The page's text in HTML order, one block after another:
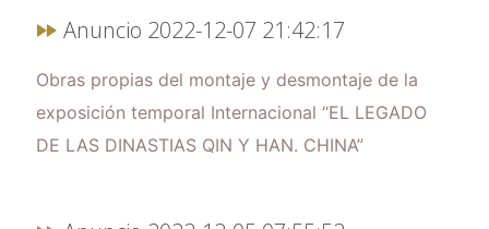
Anuncio 2022-12-07 21:42:17
Obras propias del montaje y desmontaje de la
exposición temporal Internacional “EL LEGADO
DE LAS DINASTIAS QIN Y HAN. CHINA”